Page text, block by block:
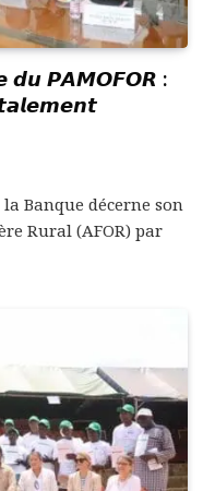
𝙙𝙪 𝙋𝘼𝙈𝙊𝙁𝙊𝙍 :
Banque décerne son
Rural (AFOR) par